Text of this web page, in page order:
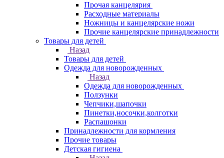
Прочая канцелярия
Расходные материалы
Ножницы и канцелярские ножи
Прочие канцелярские принадлежности
Товары для детей
Назад
Товары для детей
Одежда для новорожденных
Назад
Одежда для новорожденных
Ползунки
Чепчики,шапочки
Пинетки,носочки,колготки
Распашонки
Принадлежности для кормления
Прочие товары
Детская гигиена